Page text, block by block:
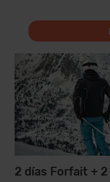
2 días Forfait +